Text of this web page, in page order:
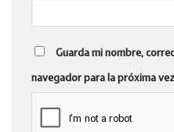
Guarda mi nombre,
navegador para la próxima